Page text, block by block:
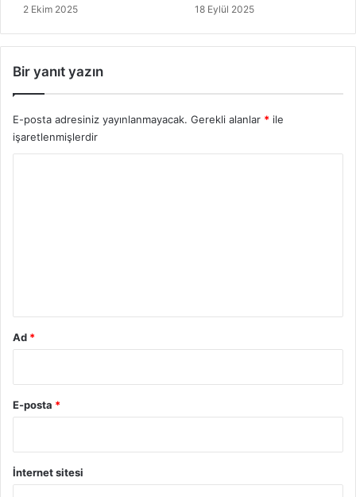
2 Ekim 2025 18 Eylül 2025
Bir yanıt yazın
E-posta adresiniz yayınlanmayacak. Gerekli alanlar * ile
işaretlenmişlerdir
Ad *
E-posta *
İnternet sitesi